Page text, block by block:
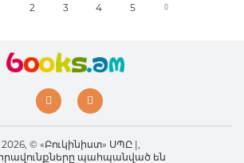
2 3 4 5
© «Բուկինիստ» ՍՊԸ |,
իրավունքները պահպանված են